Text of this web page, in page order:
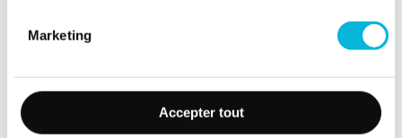
Marketing
Accepter tout
Matin